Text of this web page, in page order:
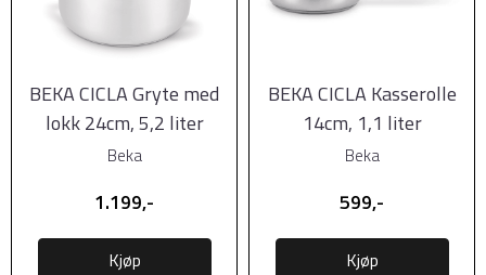
BEKA CICLA Gryte med
lokk 24cm, 5,2 liter
Beka
1.199,-
Kjøp
BEKA CICLA Kasserolle
14cm, 1,1 liter
Beka
599,-
Kjøp